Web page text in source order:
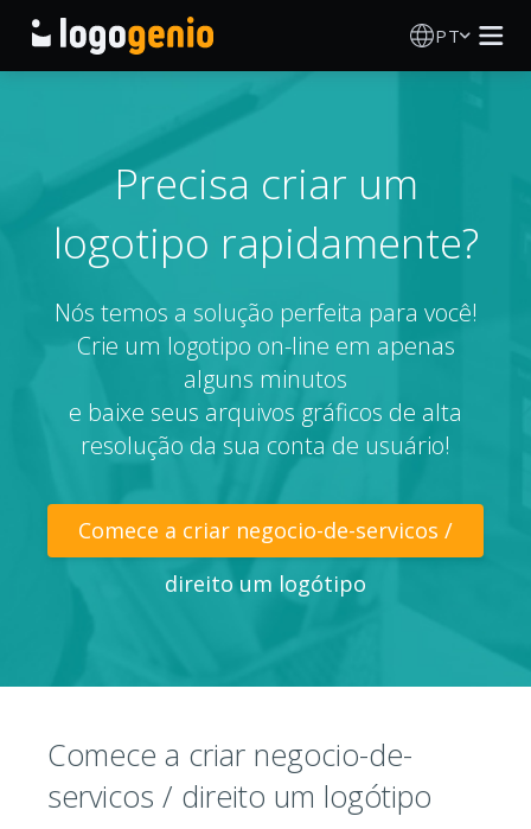
PT
Gerador de logótipos IA
Ideias de logótipos
Produtos impressos
Sobre
Blog
INICIAR SESSÃO
Precisa criar um
logotipo rapidamente?
Nós temos a solução perfeita para você!
Crie um logotipo on-line em apenas
alguns minutos
e baixe seus arquivos gráficos de alta
resolução da sua conta de usuário!
Comece a criar negocio-de-servicos /
direito um logótipo
Comece a criar negocio-de-
servicos / direito um logótipo